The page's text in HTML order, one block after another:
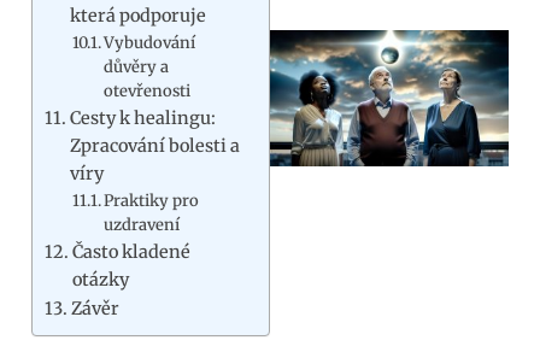
která podporuje
Vybudování
důvěry a
otevřenosti
Cesty k healingu:
Zpracování bolesti a
víry
Praktiky pro
uzdravení
Často kladené
otázky
Závěr